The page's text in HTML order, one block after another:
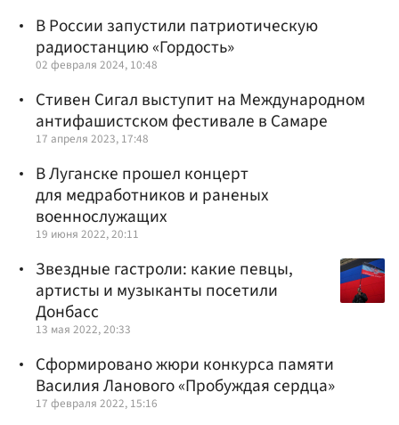
В России запустили патриотическую
радиостанцию «Гордость»
02 февраля 2024, 10:48
Cтивен Сигал выступит на Международном
антифашистском фестивале в Самаре
17 апреля 2023, 17:48
В Луганске прошел концерт
для медработников и раненых
военнослужащих
19 июня 2022, 20:11
Звездные гастроли: какие певцы,
артисты и музыканты посетили
Донбасс
13 мая 2022, 20:33
Сформировано жюри конкурса памяти
Василия Ланового «Пробуждая сердца»
17 февраля 2022, 15:16